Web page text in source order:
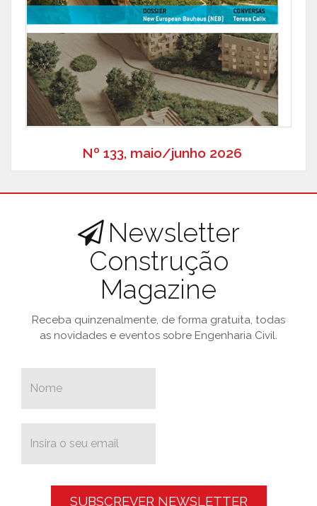
Nº 133, maio/junho 2026
Newsletter
Construção
Magazine
Receba quinzenalmente, de forma gratuita, todas
as novidades e eventos sobre Engenharia Civil.
SUBSCREVER NEWSLETTER